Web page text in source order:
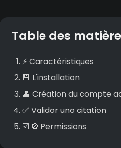
Table des
⚡ Caractéristiques
💾 L'installation
👤 Création du compte
✅ Valider une citation
☑️ 🚫 Permissions